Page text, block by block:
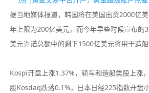
据当地媒体报道，韩国将在美国出资2000亿
年上限为200亿美元，而今年早些时候宣布的
美元许诺总额中的剩下1500亿美元将用于造船
Kospi开盘上涨1.37%，轿车和造船类股上涨
股Kosdaq跌落0.1%。日本日经225指数开盘